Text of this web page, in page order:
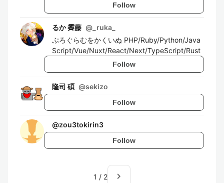
Follow
るか 霽藤 @ _ruka_
ぷろぐらむをかくいぬ PHP/Ruby/Python/Java
Script/Vue/Nuxt/React/Next/TypeScript/Rust
Follow
隆司 碩 @sekizo
Follow
@zou3tokirin3
Follow
1 / 2 navigate_next